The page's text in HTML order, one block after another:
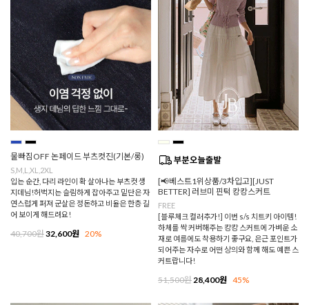
물빠짐OFF 논페이드 부츠컷진(기본/롱)
S,M,L,XL,2XL
입는 순간, 다리 라인이 확 살아나는 부츠컷 생
지데님!허벅지는 슬림하게 잡아주고 밑단은 자
연스럽게 퍼져 군살은 정돈하고 비율은 한층 길
어 보이게 해드려요!
40,700원32,600원 20%
[📢베스트1위상품/3차입고][JUST
BETTER] 러브미 핀턱 캉캉스커트
FREE
[블루체크 컬러추가!] 이번 s/s 치트키 아이템!
하체를 싹 커버해주는 캉캉 스커트에 가벼운 소
재로 여름에도 착용하기 좋구요, 은근 포인트가
되어주는 자수로 어떤 상의와 함께 해도 예쁜 스
커트랍니다!
51,500원28,400원 45%